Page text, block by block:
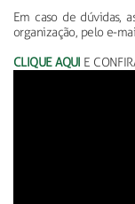
Em caso de dúvidas,
organização, pelo e-
CLIQUE AQUI E